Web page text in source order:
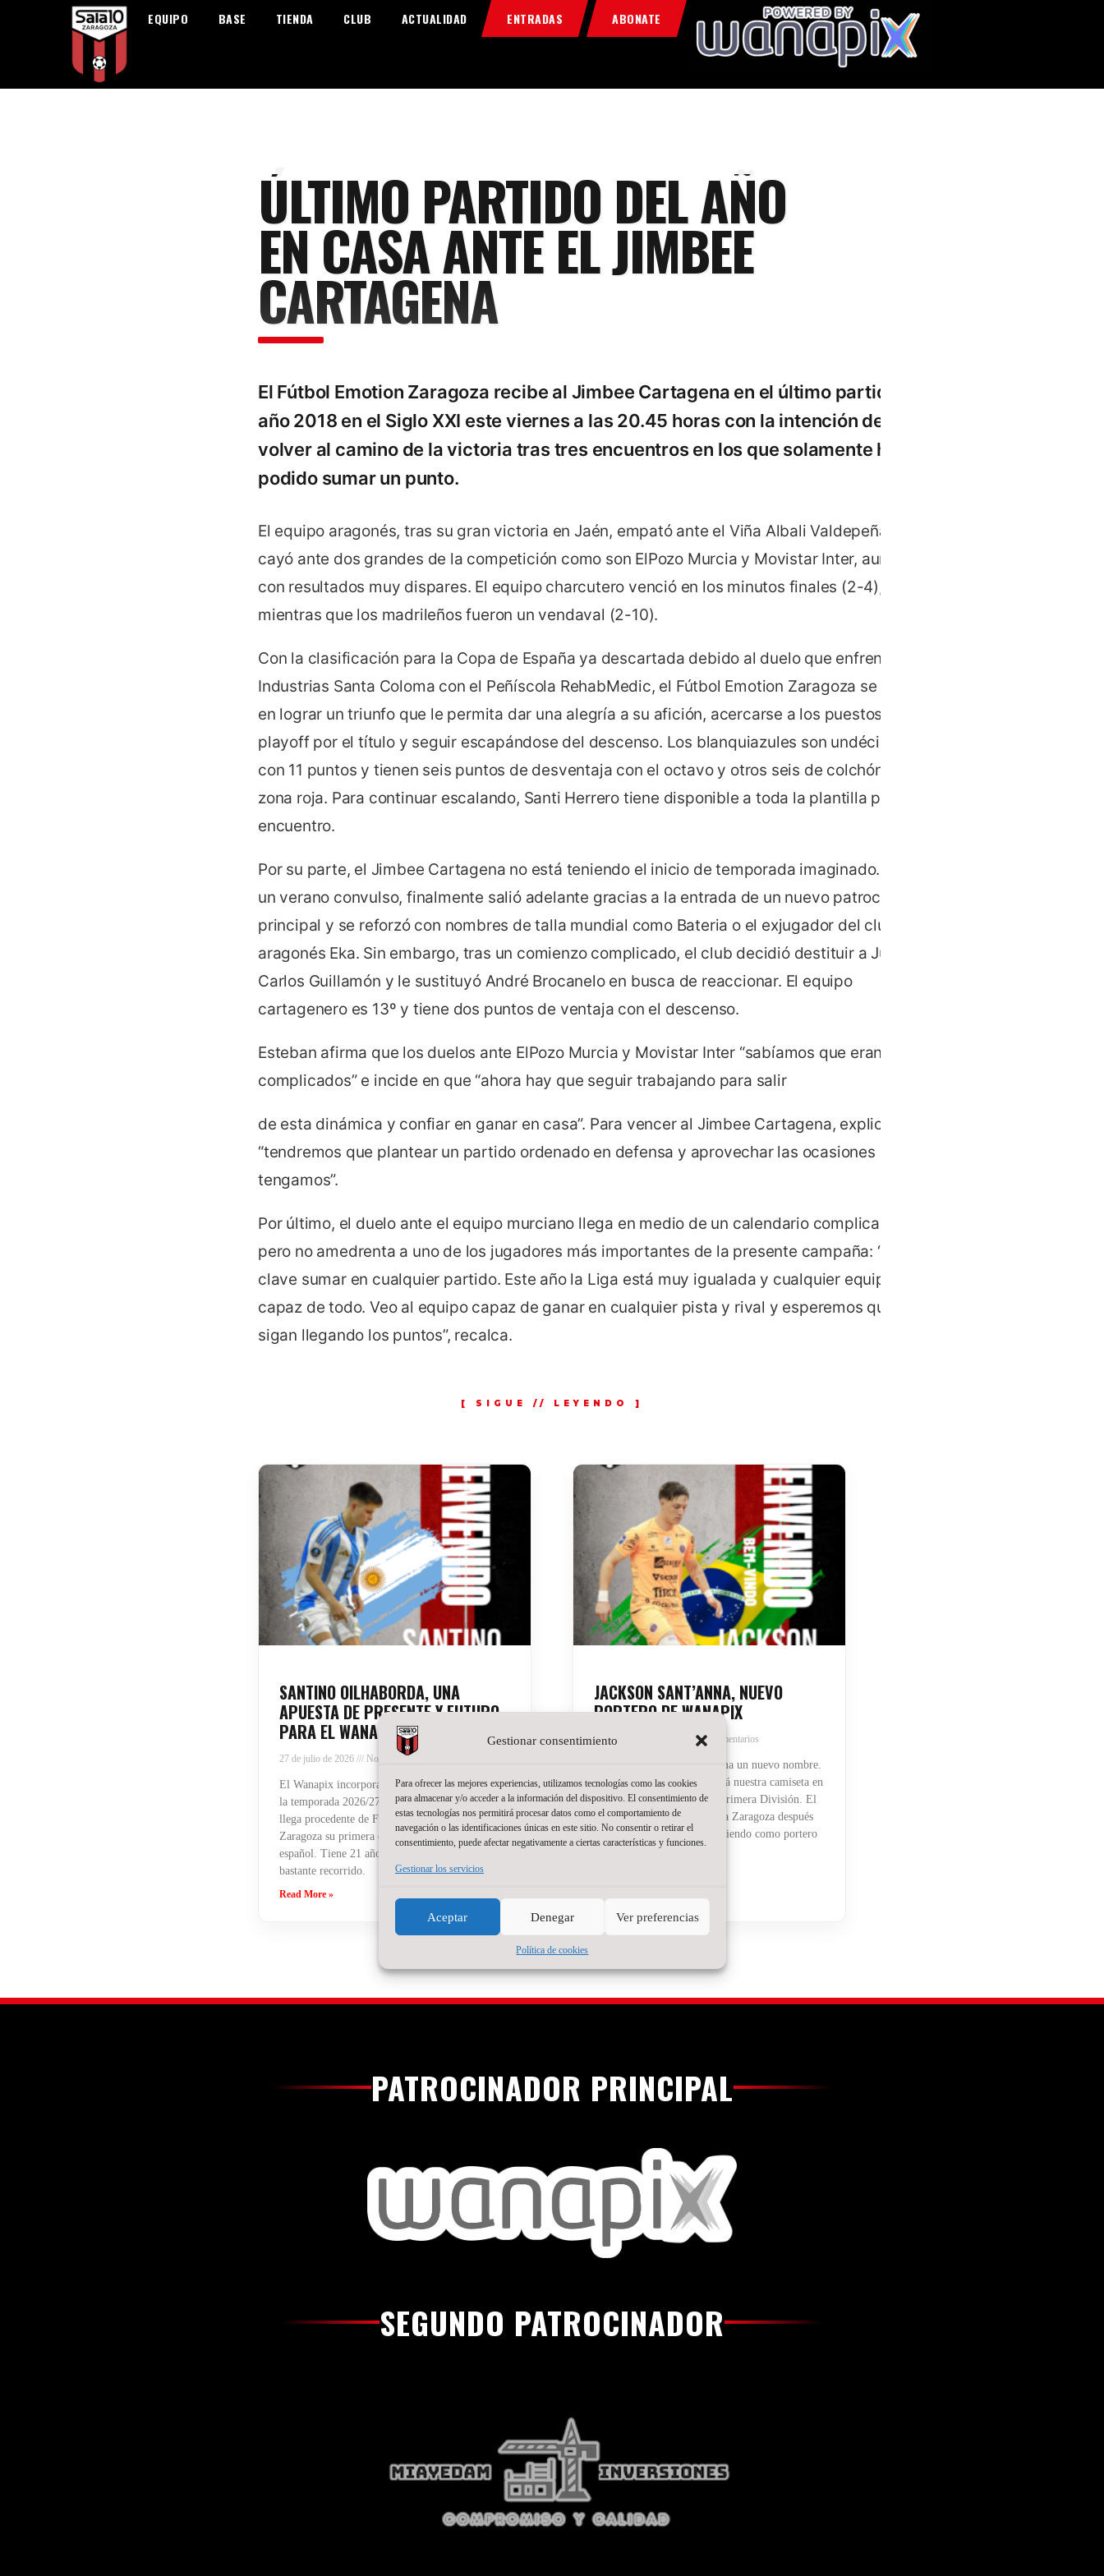
Gestionar consentimiento
Para ofrecer las mejores experiencias, utilizamos tecnologías como las cookies
para almacenar y/o acceder a la información del dispositivo. El consentimiento de
estas tecnologías nos permitirá procesar datos como el comportamiento de
navegación o las identificaciones únicas en este sitio. No consentir o retirar el
consentimiento, puede afectar negativamente a ciertas características y funciones.
Gestionar los servicios
Aceptar Denegar Ver preferencias
Política de cookies
EQUIPO BASE TIENDA CLUB ACTUALIDAD ENTRADAS ABONATE
Home
Food & Drink
ÚLTIMO PARTIDO DEL AÑO
EN CASA ANTE EL JIMBEE
CARTAGENA
El Fútbol Emotion Zaragoza recibe al Jimbee Cartagena en el último partido del
año 2018 en el Siglo XXI este viernes a las 20.45 horas con la intención de
volver al camino de la victoria tras tres encuentros en los que solamente ha
podido sumar un punto.
El equipo aragonés, tras su gran victoria en Jaén, empató ante el Viña Albali Valdepeñas y
cayó ante dos grandes de la competición como son ElPozo Murcia y Movistar Inter, aunque
con resultados muy dispares. El equipo charcutero venció en los minutos finales (2-4),
mientras que los madrileños fueron un vendaval (2-10).
Con la clasificación para la Copa de España ya descartada debido al duelo que enfrentará al
Industrias Santa Coloma con el Peñíscola RehabMedic, el Fútbol Emotion Zaragoza se centra
en lograr un triunfo que le permita dar una alegría a su afición, acercarse a los puestos de
playoff por el título y seguir escapándose del descenso. Los blanquiazules son undécimos
con 11 puntos y tienen seis puntos de desventaja con el octavo y otros seis de colchón con la
zona roja. Para continuar escalando, Santi Herrero tiene disponible a toda la plantilla para el
encuentro.
Por su parte, el Jimbee Cartagena no está teniendo el inicio de temporada imaginado. Tras
un verano convulso, finalmente salió adelante gracias a la entrada de un nuevo patrocinador
principal y se reforzó con nombres de talla mundial como Bateria o el exjugador del club
aragonés Eka. Sin embargo, tras un comienzo complicado, el club decidió destituir a Juan
Carlos Guillamón y le sustituyó André Brocanelo en busca de reaccionar. El equipo
cartagenero es 13º y tiene dos puntos de ventaja con el descenso.
Esteban afirma que los duelos ante ElPozo Murcia y Movistar Inter “sabíamos que eran muy
complicados” e incide en que “ahora hay que seguir trabajando para salir
de esta dinámica y confiar en ganar en casa”. Para vencer al Jimbee Cartagena, explica,
“tendremos que plantear un partido ordenado en defensa y aprovechar las ocasiones que
tengamos”.
Por último, el duelo ante el equipo murciano llega en medio de un calendario complicado,
pero no amedrenta a uno de los jugadores más importantes de la presente campaña: “Es
clave sumar en cualquier partido. Este año la Liga está muy igualada y cualquier equipo es
capaz de todo. Veo al equipo capaz de ganar en cualquier pista y rival y esperemos que
sigan llegando los puntos”, recalca.
SANTINO OILHABORDA, UNA
APUESTA DE PRESENTE Y FUTURO
PARA EL WANAPIX
27 de julio de 2026 No hay comentarios
El Wanapix incorpora a Santino Oilhaborda para
la temporada 2026/27. El ala diestro argentino
llega procedente de Ferro y afrontará en
Zaragoza su primera experiencia en el fútbol sala
español. Tiene 21 años, pero detrás hay ya
bastante recorrido.
Read More »
JACKSON SANT’ANNA, NUEVO
PORTERO DE WANAPIX
20 de julio de 2026 No hay comentarios
La portería del Wanapix suma un nuevo nombre.
Jackson Sant’Anna defenderá nuestra camiseta en
la temporada del regreso a Primera División. El
brasileño, de 23 años, llega a Zaragoza después
de varias temporadas compitiendo como portero
titular en Brasil
PATROCINADOR PRINCIPAL
SEGUNDO PATROCINADOR